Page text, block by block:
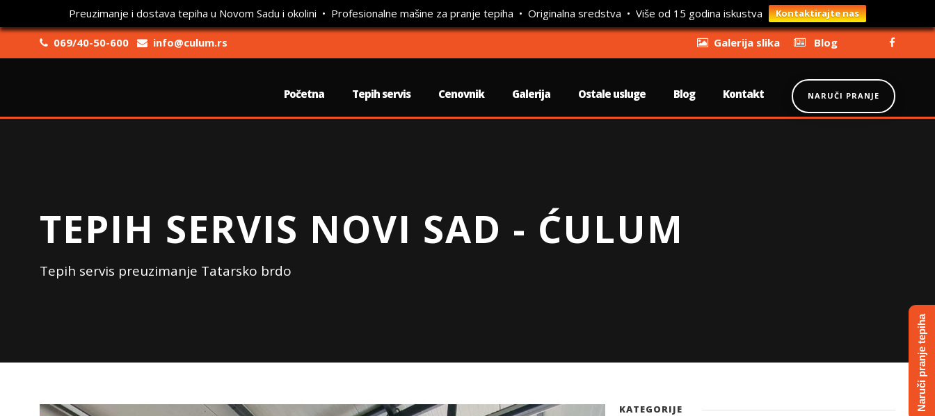
Preuzimanje i dostava tepiha u Novom Sadu i okolini • Profesionalne mašine za pranje tepiha • Originalna sredstva • Više od 15 godina iskustva Kontaktirajte nas
069/40-50-600 info@culum.rs Galerija slika Blog
Početna Tepih servis Cenovnik Galerija Ostale usluge Blog Kontakt NARUČI PRANJE
TEPIH SERVIS NOVI SAD - ĆULUM
Tepih servis preuzimanje Tatarsko brdo
KATEGORIJE Naruči pranje tepiha